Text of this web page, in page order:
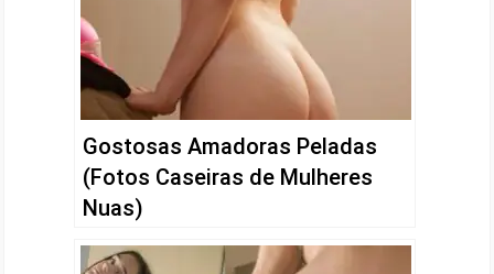
Gostosas Amadoras Peladas
(Fotos Caseiras de Mulheres
Nuas)